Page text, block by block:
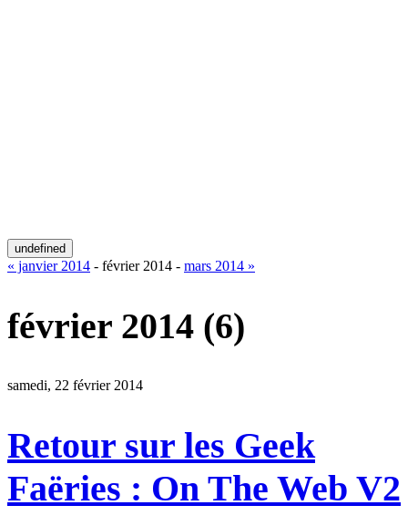
undefined
« janvier 2014 - février 2014 - mars 2014 »
février 2014 (6)
samedi, 22 février 2014
Retour sur les Geek
Faëries : On The Web V2